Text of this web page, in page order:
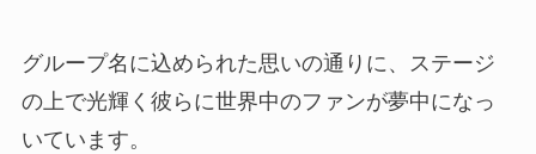
グループ名に込められた思いの通りに、ステージ
の上で光輝く彼らに世界中のファンが夢中になっ
いています。